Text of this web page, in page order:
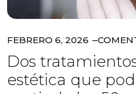
FEBRERO 6, 2026
Dos
estética que